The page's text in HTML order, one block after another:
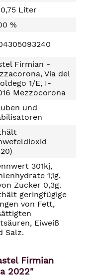
Liter
%
Firmian -
Via del
1/E, I-
Mezzocorona
und
301kj,
1,1g,
Zucker 0,3g.
geringfügige
von Fett,
Eiweiß
Salz.
Firmian
2022"